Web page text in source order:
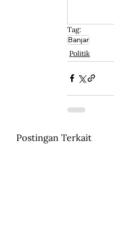
Tag:
Banjar
Politik
Postingan Terkait